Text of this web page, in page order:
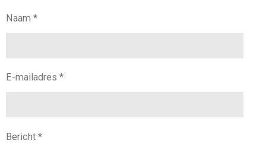
Naam *
E-mailadres *
Bericht *